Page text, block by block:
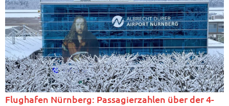
Flughafen Nürnberg: Passagierzahlen über der 4-